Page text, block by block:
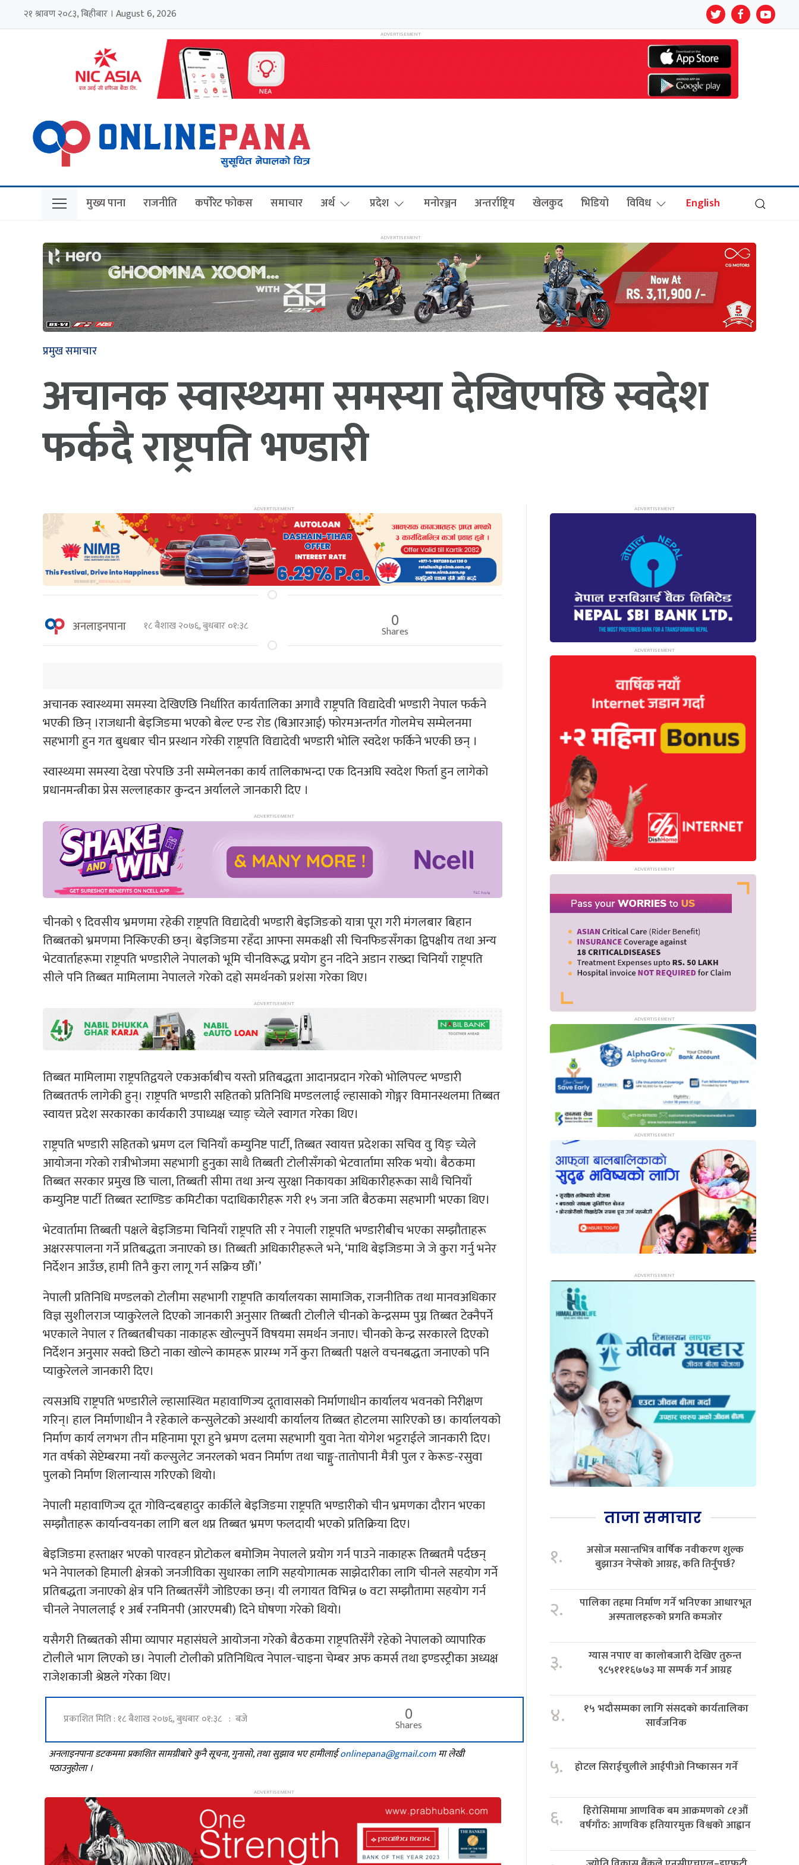
२१ श्रावण २०८३, बिहीबार । August 6, 2026
मुख्य पाना राजनीति कर्पोरेट फोकस समाचार अर्थ प्रदेश मनोरञ्जन अन्तर्राष्ट्रिय खेलकुद भिडियो विविध English
प्रमुख समाचार
अचानक स्वास्थ्यमा समस्या देखिएपछि स्वदेश
फर्कदै राष्ट्रपति भण्डारी
अनलाइनपाना १८ बैशाख २०७६, बुधबार ०१:३८ 0
Shares
अचानक स्वास्थ्यमा समस्या देखिएछि निर्धारित कार्यतालिका अगावै राष्ट्रपति विद्यादेवी भण्डारी नेपाल फर्कने
भएकी छिन् ।राजधानी बेइजिङमा भएको बेल्ट एन्ड रोड (बिआरआई) फोरमअन्तर्गत गोलमेच सम्मेलनमा
सहभागी हुन गत बुधबार चीन प्रस्थान गरेकी राष्ट्रपति विद्यादेवी भण्डारी भोलि स्वदेश फर्किने भएकी छन् ।
स्वास्थ्यमा समस्या देखा परेपछि उनी सम्मेलनका कार्य तालिकाभन्दा एक दिनअघि स्वदेश फिर्ता हुन लागेको
प्रधानमन्त्रीका प्रेस सल्लाहकार कुन्दन अर्यालले जानकारी दिए ।
चीनको ९ दिवसीय भ्रमणमा रहेकी राष्ट्रपति विद्यादेवी भण्डारी बेइजिङको यात्रा पूरा गरी मंगलबार बिहान
तिब्बतको भ्रमणमा निस्किएकी छन्। बेइजिङमा रहँदा आफ्ना समकक्षी सी चिनफिङसँगका द्विपक्षीय तथा अन्य
भेटवार्ताहरूमा राष्ट्रपति भण्डारीले नेपालको भूमि चीनविरूद्ध प्रयोग हुन नदिने अडान राख्दा चिनियाँ राष्ट्रपति
सीले पनि तिब्बत मामिलामा नेपालले गरेको दह्रो समर्थनको प्रशंसा गरेका थिए।
तिब्बत मामिलामा राष्ट्रपतिद्वयले एकअर्काबीच यस्तो प्रतिबद्धता आदानप्रदान गरेको भोलिपल्ट भण्डारी
तिब्बततर्फ लागेकी हुन्। राष्ट्रपति भण्डारी सहितको प्रतिनिधि मण्डललाई ल्हासाको गोङ्गर विमानस्थलमा तिब्बत
स्वायत्त प्रदेश सरकारका कार्यकारी उपाध्यक्ष च्याङ् च्येले स्वागत गरेका थिए।
राष्ट्रपति भण्डारी सहितको भ्रमण दल चिनियाँ कम्युनिष्ट पार्टी, तिब्बत स्वायत्त प्रदेशका सचिव वु यिङ् च्येले
आयोजना गरेको रात्रीभोजमा सहभागी हुनुका साथै तिब्बती टोलीसँगको भेटवार्तामा सरिक भयो। बैठकमा
तिब्बत सरकार प्रमुख छि चाला, तिब्बती सीमा तथा अन्य सुरक्षा निकायका अधिकारीहरूका साथै चिनियाँ
कम्युनिष्ट पार्टी तिब्बत स्टाण्डिङ कमिटीका पदाधिकारीहरू गरी १५ जना जति बैठकमा सहभागी भएका थिए।
भेटवार्तामा तिब्बती पक्षले बेइजिङमा चिनियाँ राष्ट्रपति सी र नेपाली राष्ट्रपति भण्डारीबीच भएका सम्झौताहरू
अक्षरसःपालना गर्ने प्रतिबद्धता जनाएको छ। तिब्बती अधिकारीहरूले भने, ‘माथि बेइजिङमा जे जे कुरा गर्नु भनेर
निर्देशन आउँछ, हामी तिनै कुरा लागू गर्न सक्रिय छौँ।’
नेपाली प्रतिनिधि मण्डलको टोलीमा सहभागी राष्ट्रपति कार्यालयका सामाजिक, राजनीतिक तथा मानवअधिकार
विज्ञ सुशीलराज प्याकुरेलले दिएको जानकारी अनुसार तिब्बती टोलीले चीनको केन्द्रसम्म पुग्न तिब्बत टेक्नैपर्ने
भएकाले नेपाल र तिब्बतबीचका नाकाहरू खोल्नुपर्ने विषयमा समर्थन जनाए। चीनको केन्द्र सरकारले दिएको
निर्देशन अनुसार सक्दो छिटो नाका खोल्ने कामहरू प्रारम्भ गर्ने कुरा तिब्बती पक्षले वचनबद्धता जनाएको पनि
प्याकुरेलले जानकारी दिए।
त्यसअघि राष्ट्रपति भण्डारीले ल्हासास्थित महावाणिज्य दूतावासको निर्माणाधीन कार्यालय भवनको निरीक्षण
गरिन्। हाल निर्माणाधीन नै रहेकाले कन्सुलेटको अस्थायी कार्यालय तिब्बत होटलमा सारिएको छ। कार्यालयको
निर्माण कार्य लगभग तीन महिनामा पूरा हुने भ्रमण दलमा सहभागी युवा नेता योगेश भट्टराईले जानकारी दिए।
गत वर्षको सेप्टेम्बरमा नयाँ कल्सुलेट जनरलको भवन निर्माण तथा चाङ्मु-तातोपानी मैत्री पुल र केरूङ-रसुवा
पुलको निर्माण शिलान्यास गरिएको थियो।
नेपाली महावाणिज्य दूत गोविन्दबहादुर कार्कीले बेइजिङमा राष्ट्रपति भण्डारीको चीन भ्रमणका दौरान भएका
सम्झौताहरू कार्यान्वयनका लागि बल थप्न तिब्बत भ्रमण फलदायी भएको प्रतिक्रिया दिए।
बेइजिङमा हस्ताक्षर भएको पारवहन प्रोटोकल बमोजिम नेपालले प्रयोग गर्न पाउने नाकाहरू तिब्बतमै पर्दछन्
भने नेपालको हिमाली क्षेत्रको जनजीविका सुधारका लागि सहयोगात्मक साझेदारीका लागि चीनले सहयोग गर्ने
प्रतिबद्धता जनाएको क्षेत्र पनि तिब्बतसँगै जोडिएका छन्। यी लगायत विभिन्न ७ वटा सम्झौतामा सहयोग गर्न
चीनले नेपाललाई १ अर्ब रनमिनपी (आरएमबी) दिने घोषणा गरेको थियो।
यसैगरी तिब्बतको सीमा व्यापार महासंघले आयोजना गरेको बैठकमा राष्ट्रपतिसँगै रहेको नेपालको व्यापारिक
टोलीले भाग लिएको छ। नेपाली टोलीको प्रतिनिधित्व नेपाल-चाइना चेम्बर अफ कमर्स तथा इण्डस्ट्रीका अध्यक्ष
राजेशकाजी श्रेष्ठले गरेका थिए।
प्रकाशित मिति : १८ बैशाख २०७६, बुधबार ०१:३८ : बजे 0
Shares
अनलाइनपाना डटकममा प्रकाशित सामग्रीबारे कुनै सूचना, गुनासो, तथा सुझाव भए हामीलाईonlinepana@gmail.comमा लेखी
पठाउनुहोला ।
ताजा समाचार
१.
असोज मसान्तभित्र वार्षिक नवीकरण शुल्क
बुझाउन नेप्सेको आग्रह, कति तिर्नुपर्छ?
२.
पालिका तहमा निर्माण गर्ने भनिएका आधारभूत
अस्पतालहरुको प्रगति कमजोर
३.
ग्यास नपाए वा कालोबजारी देखिए तुरुन्त
९८५१११६७७३ मा सम्पर्क गर्न आग्रह
४.
१५ भदौसम्मका लागि संसदको कार्यतालिका
सार्वजनिक
५. होटल सिराईचुलीले आईपीओ निष्कासन गर्ने
६.
हिरोसिमामा आणविक बम आक्रमणको ८१औं
वर्षगाँठ: आणविक हतियारमुक्त विश्वको आह्वान